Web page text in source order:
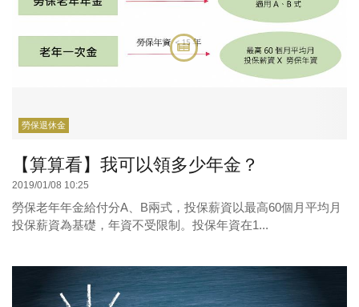
勞保退休金
【算算看】我可以領多少年金？
2019/01/08 10:25
勞保老年年金給付分A、B兩式，投保薪資以最高60個月平均月
投保薪資為基礎，年資不受限制。投保年資在1...